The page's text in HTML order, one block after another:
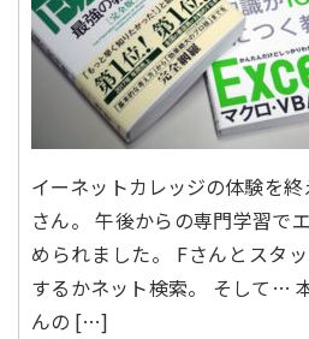
イーネットカレッジの体験を
さん。 午後からの専門学習で
められました。 Fさんとスタ
するかネット検索。 そして…
んの […]